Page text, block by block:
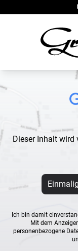
Dieser Inhalt wird
Ich bin damit
Mit dem
personenbezogene